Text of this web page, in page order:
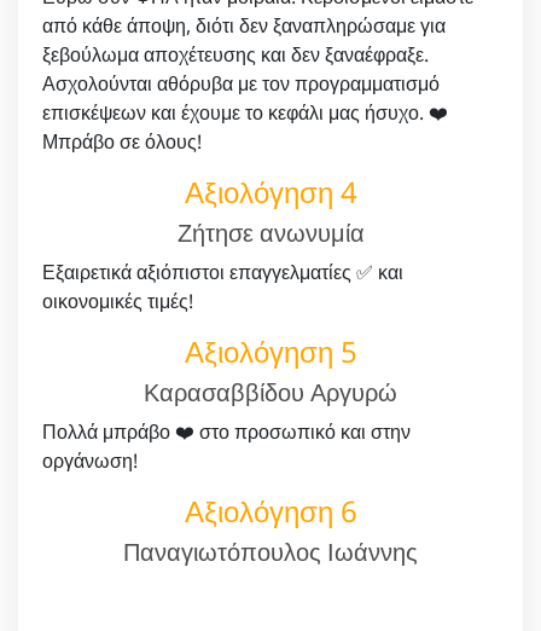
από κάθε άποψη, διότι δεν ξαναπληρώσαμε για
ξεβούλωμα αποχέτευσης και δεν ξαναέφραξε.
Ασχολούνται αθόρυβα με τον προγραμματισμό
επισκέψεων και έχουμε το κεφάλι μας ήσυχο. ❤️
Μπράβο σε όλους!
Αξιολόγηση 4
Ζήτησε ανωνυμία
Εξαιρετικά αξιόπιστοι επαγγελματίες ✅ και
οικονομικές τιμές!
Αξιολόγηση 5
Καρασαββίδου Αργυρώ
Πολλά μπράβο ❤️ στο προσωπικό και στην
οργάνωση!
Αξιολόγηση 6
Παναγιωτόπουλος Ιωάννης